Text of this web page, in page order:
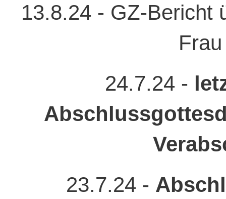
13.8.24 - GZ-Bericht
24.7.24 -
23.7.24 -